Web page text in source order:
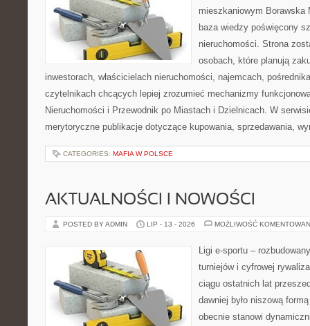
mieszkaniowym Borawska
baza wiedzy poświęcony
nieruchomości. Strona
osobach, które planują
inwestorach, właścicielach nieruchomości, najemcach,
czytelnikach chcących lepiej zrozumieć mechanizmy
Nieruchomości i Przewodnik po Miastach i Dzielnicach. W
merytoryczne publikacje dotyczące kupowania, sprzedawania,
CATEGORIES: MAFIA W POLSCE
AKTUALNOŚCI I NOWOŚCI
POSTED BY ADMIN LIP - 13 - 2026 MOŻLIWOŚĆ
Ligi e-sportu –
turniejów i cyfrowej
ciągu ostatnich lat
dawniej było niszową
obecnie stanowi